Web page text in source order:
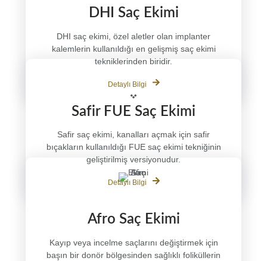
DHI Saç Ekimi
DHI saç ekimi, özel aletler olan implanter
kalemlerin kullanıldığı en gelişmiş saç ekimi
tekniklerinden biridir.
Detaylı Bilgi
Safir FUE Saç Ekimi
Safir saç ekimi, kanalları açmak için safir
bıçakların kullanıldığı FUE saç ekimi tekniğinin
geliştirilmiş versiyonudur.
Detaylı Bilgi
Afro Saç Ekimi
Kayıp veya incelme saçlarını değiştirmek için
başın bir donör bölgesinden sağlıklı foliküllerin